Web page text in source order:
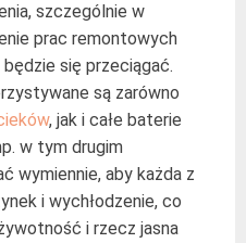
szczególnie w
prac remontowych
się przeciągać.
są zarówno
, jak i całe baterie
w tym drugim
wymiennie, aby każda z
i wychłodzenie, co
i rzecz jasna